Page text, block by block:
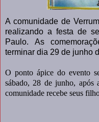
A comunidade de
realizando a festa de
Paulo. As
terminar dia 29 de junho
O ponto ápice do evento
sábado, 28 de junho, após
comunidade recebe seus